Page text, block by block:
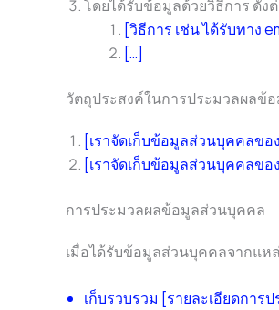
โดยได้รับข้อมูลด้วยวิธีการ ดัง
[วิธีการ เช่น ได้รับทาง
[…]
วัตถุประสงค์ในการประมวลผลข้
[เราจัดเก็บข้อมูลส่วนบุคคลขอ
[เราจัดเก็บข้อมูลส่วนบุคคลขอ
การประมวลผลข้อมูลส่วนบุคคล
เมื่อได้รับข้อมูลส่วนบุคคลจากแ
เก็บรวบรวม [รายละเอียดการ